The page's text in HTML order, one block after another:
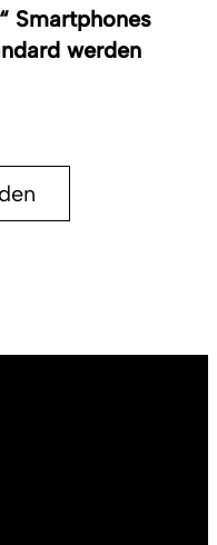
Smartphones
werden